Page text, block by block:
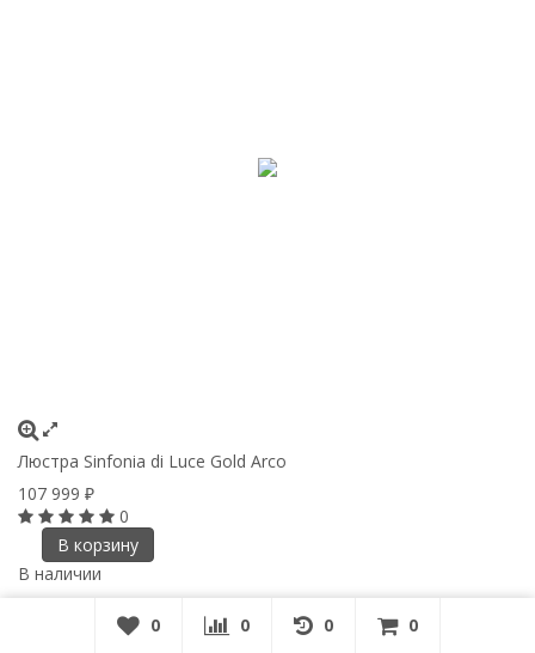
Люстра Sinfonia di Luce Gold Arco
107 999 ₽
0
В корзину
В наличии
0 0 0 0